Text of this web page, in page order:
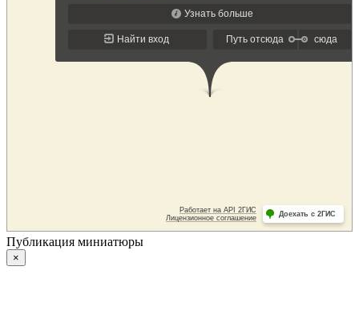
Публикация миниатюры
×